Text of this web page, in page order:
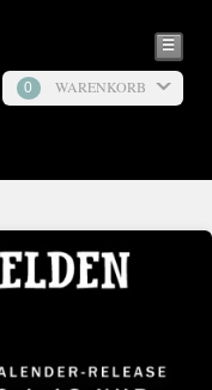
☰
0 WARENKORB